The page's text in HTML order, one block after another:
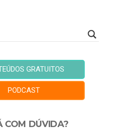
GRATUITOS
PODCAST
COM DÚVIDA?